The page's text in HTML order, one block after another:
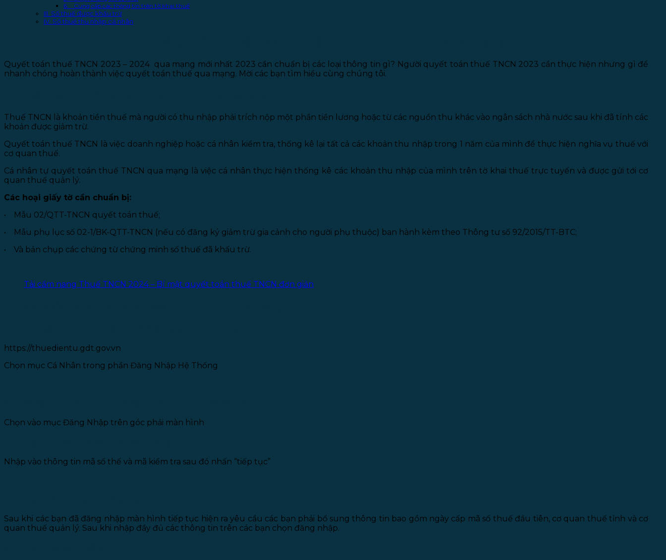
6. Cung cấp các thông tin trên tờ khai thuế
III. Số thuế được khấu trừ
IV. Số thuế thu nhập cá nhân
Quyết toán thuế TNCN 2023 – 2024 qua mạng mới nhất 2023 cần chuẩn bị các loại thông tin gì? Người quyết toán thuế TNCN 2023 cần thực hiện nhưng gì để
nhanh chóng hoàn thành việc quyết toán thuế qua mạng. Mời các bạn tìm hiểu cùng chúng tôi.
Thuế TNCN là khoản tiền thuế mà người có thu nhập phải trích nộp một phần tiền lương hoặc từ các nguồn thu khác vào ngân sách nhà nước sau khi đã tính các
khoản được giảm trừ.
Quyết toán thuế TNCN là việc doanh nghiệp hoặc cá nhân kiểm tra, thống kê lại tất cả các khoản thu nhập trong 1 năm của mình để thực hiện nghĩa vụ thuế với
cơ quan thuế.
Cá nhân tự quyết toán thuế TNCN qua mạng là việc cá nhân thực hiện thống kê các khoản thu nhập của mình trên tờ khai thuế trực tuyến và được gửi tới cơ
quan thuế quản lý.
Các hoại giấy tờ cần chuẩn bị:
• Mẫu 02/QTT-TNCN quyết toán thuế;
• Mẫu phụ lục số 02-1/BK-QTT-TNCN (nếu có đăng ký giảm trừ gia cảnh cho người phụ thuộc) ban hành kèm theo Thông tư số 92/2015/TT-BTC;
• Và bản chụp các chứng từ chứng minh số thuế đã khấu trừ.
Tải cẩm nang Thuế TNCN 2024 – Bí mật quyết toán thuế TNCN đơn giản
https://thuedientu.gdt.gov.vn
Chọn mục Cá Nhân trong phần Đăng Nhập Hệ Thống
Chọn vào mục Đăng Nhập trên góc phải màn hình
Nhập vào thông tin mã số thế và mã kiểm tra sau đó nhấn “tiếp tục”
Sau khi các bạn đã đăng nhập màn hình tiếp tục hiện ra yêu cầu các bạn phải bổ sung thông tin bao gồm ngày cấp mã số thuế đầu tiên, cơ quan thuế tỉnh và cơ
quan thuế quản lý. Sau khi nhập đầy đủ các thông tin trên các bạn chọn đăng nhập.